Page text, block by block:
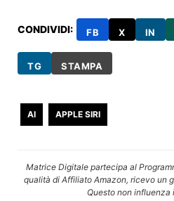
CONDIVIDI: FB X IN
TG STAMPA
AI APPLE SIRI
Matrice Digitale partecipa al
qualità di Affiliato Amazon, ricevo un
Questo non influenza